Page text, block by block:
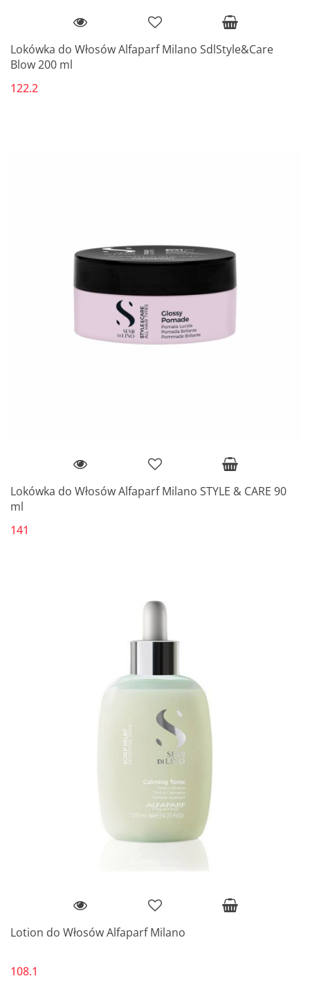
Lokówka do Włosów Alfaparf Milano SdlStyle&Care
Blow 200 ml
122.2
Lokówka do Włosów Alfaparf Milano STYLE & CARE 90
ml
141
Lotion do Włosów Alfaparf Milano
108.1